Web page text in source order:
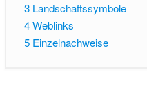
3 Landschaftssymbole
4Weblinks
5 Einzelnachweise